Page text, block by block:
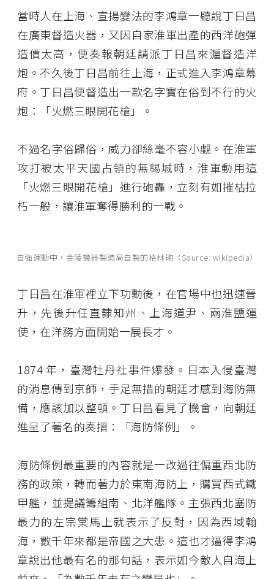
當時人在上海、宣揚變法的李鴻章一聽說丁日昌
在廣東督造火器，又因自家淮軍出產的西洋砲彈
造價太高，便奏報朝廷請派丁日昌來滬督造洋
炮。不久後丁日昌前往上海，正式進入李鴻章幕
府。丁日昌便督造出一款名字實在俗到不行的火
炮：「火燃三眼開花槍」。
不過名字俗歸俗，威力卻絲毫不容小覷。在淮軍
攻打被太平天國占領的無錫城時，淮軍動用這
「火燃三眼開花槍」進行砲轟，立刻有如摧枯拉
朽一般，讓淮軍奪得勝利的一戰。
自強運動中，金陵機器製造局自製的格林砲（Source: wikipedia）
丁日昌在淮軍裡立下功勳後，在官場中也迅速晉
升，先後升任直隸知州、上海道尹、兩淮鹽運
使，在洋務方面開始一展長才。
1874 年，臺灣牡丹社事件爆發。日本入侵臺灣
的消息傳到京師，手足無措的朝廷才感到海防無
備，應該加以整頓。丁日昌看見了機會，向朝廷
進呈了著名的奏摺：「海防條例」。
海防條例最重要的內容就是一改過往偏重西北防
務的政策，轉而著力於東南海防上，購買西式鐵
甲艦，並提議籌組南、北洋艦隊。主張西北塞防
最力的左宗棠馬上就表示了反對，因為西域翰
海，數千年來都是帝國之大患。這也才逼得李鴻
章說出他最有名的那句話，表示如今敵人自海上